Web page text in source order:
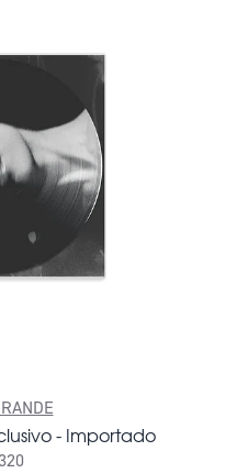
- Importado